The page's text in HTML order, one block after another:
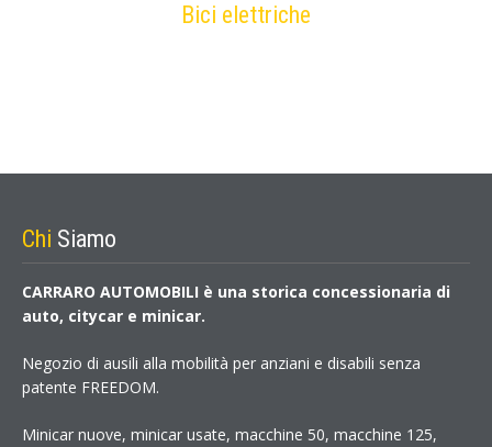
Bici elettriche
Chi Siamo
CARRARO AUTOMOBILI è una storica concessionaria di
auto, citycar e minicar.
Negozio di ausili alla mobilità per anziani e disabili senza
patente FREEDOM.
Minicar nuove, minicar usate, macchine 50, macchine 125,